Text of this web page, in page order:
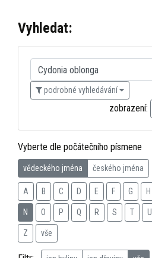
Vyhledat:
podrobné vyhledávání
zobrazení:
Vyberte dle počátečního písmene
vědeckého jména českého jména
A B C D E F G H
N O P Q R S T U
Z vše